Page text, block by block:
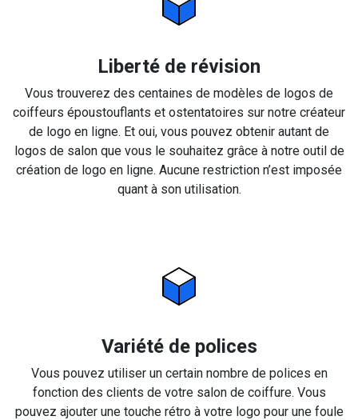
Liberté de révision
Vous trouverez des centaines de modèles de logos de
coiffeurs époustouflants et ostentatoires sur notre créateur
de logo en ligne. Et oui, vous pouvez obtenir autant de
logos de salon que vous le souhaitez grâce à notre outil de
création de logo en ligne. Aucune restriction n’est imposée
quant à son utilisation.
Variété de polices
Vous pouvez utiliser un certain nombre de polices en
fonction des clients de votre salon de coiffure. Vous
pouvez ajouter une touche rétro à votre logo pour une foule